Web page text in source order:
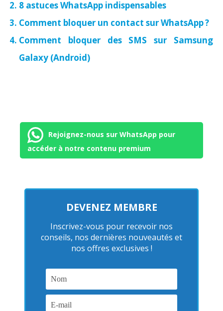
8 astuces WhatsApp indispensables
Comment bloquer un contact sur WhatsApp ?
Comment bloquer des SMS sur Samsung
Galaxy (Android)
Rejoignez-nous sur WhatsApp pour
accéder à notre contenu premium
DEVENEZ MEMBRE
Inscrivez-vous pour recevoir nos
conseils, nos dernières nouveautés et
nos offres exclusives !